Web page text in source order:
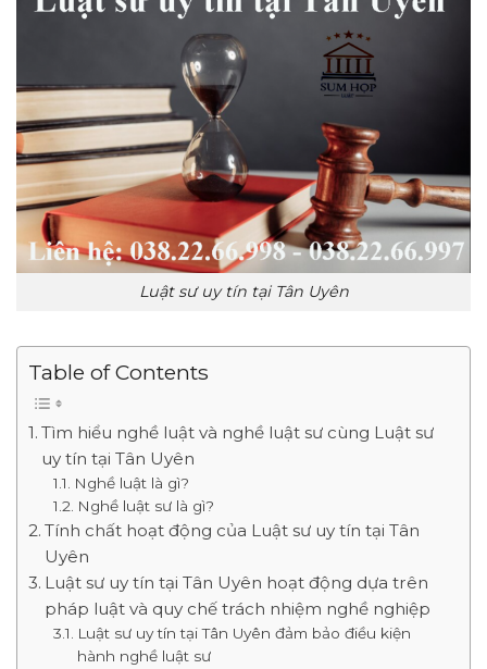
Luật sư uy tín tại Tân Uyên
Table of Contents
Tìm hiểu nghề luật và nghề luật sư cùng Luật sư
uy tín tại Tân Uyên
Nghề luật là gì?
Nghề luật sư là gì?
Tính chất hoạt động của Luật sư uy tín tại Tân
Uyên
Luật sư uy tín tại Tân Uyên hoạt động dựa trên
pháp luật và quy chế trách nhiệm nghề nghiệp
Luật sư uy tín tại Tân Uyên đảm bảo điều kiện
hành nghề luật sư